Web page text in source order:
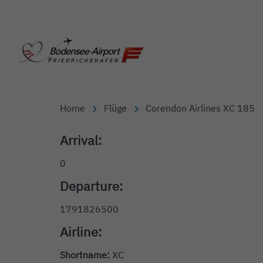
Home Flüge Corendon Airlines XC 185
Arrival:
0
Departure:
1791826500
Airline:
Shortname: XC